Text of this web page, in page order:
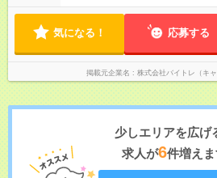
気になる！ 応募する
掲載元企業名 株式会社バイトレ（キャ
少しエリアを広げ
求人が6件増えま